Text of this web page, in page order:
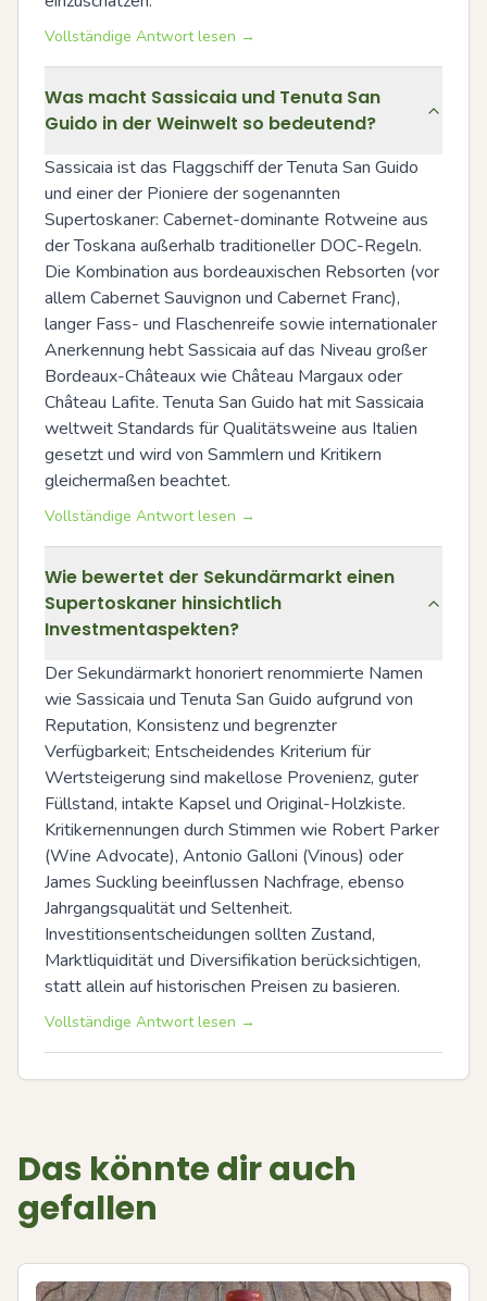
Vollständige Antwort lesen →
Was macht Sassicaia und Tenuta San
Guido in der Weinwelt so bedeutend?
Sassicaia ist das Flaggschiff der Tenuta San Guido
und einer der Pioniere der sogenannten
Supertoskaner: Cabernet-dominante Rotweine aus
der Toskana außerhalb traditioneller DOC-Regeln.
Die Kombination aus bordeauxischen Rebsorten (vor
allem Cabernet Sauvignon und Cabernet Franc),
langer Fass- und Flaschenreife sowie internationaler
Anerkennung hebt Sassicaia auf das Niveau großer
Bordeaux-Châteaux wie Château Margaux oder
Château Lafite. Tenuta San Guido hat mit Sassicaia
weltweit Standards für Qualitätsweine aus Italien
gesetzt und wird von Sammlern und Kritikern
gleichermaßen beachtet.
Vollständige Antwort lesen →
Wie bewertet der Sekundärmarkt einen
Supertoskaner hinsichtlich
Investmentaspekten?
Der Sekundärmarkt honoriert renommierte Namen
wie Sassicaia und Tenuta San Guido aufgrund von
Reputation, Konsistenz und begrenzter
Verfügbarkeit; Entscheidendes Kriterium für
Wertsteigerung sind makellose Provenienz, guter
Füllstand, intakte Kapsel und Original-Holzkiste.
Kritikernennungen durch Stimmen wie Robert Parker
(Wine Advocate), Antonio Galloni (Vinous) oder
James Suckling beeinflussen Nachfrage, ebenso
Jahrgangsqualität und Seltenheit.
Investitionsentscheidungen sollten Zustand,
Marktliquidität und Diversifikation berücksichtigen,
statt allein auf historischen Preisen zu basieren.
Vollständige Antwort lesen →
Das könnte dir auch
gefallen